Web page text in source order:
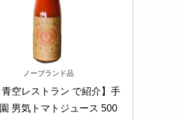
ノーブランド品
青空レストラン で紹介】手
男気トマトジュース 500